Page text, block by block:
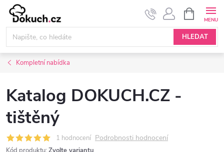
Přejít
obsah
HLEDAT
NÁKUPNÍ
KOŠÍK
Kompletní nabídka
Katalog DOKUCH.CZ -
tištěný
1 hodnocení Podrobnosti hodnocení